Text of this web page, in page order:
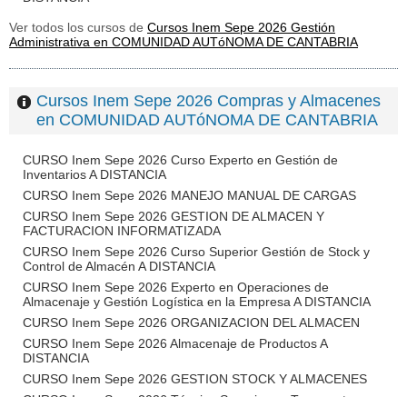
Ver todos los cursos de Cursos Inem Sepe 2026 Gestión
Administrativa en COMUNIDAD AUTóNOMA DE CANTABRIA
Cursos Inem Sepe 2026 Compras y Almacenes
en COMUNIDAD AUTóNOMA DE CANTABRIA
CURSO Inem Sepe 2026 Curso Experto en Gestión de
Inventarios A DISTANCIA
CURSO Inem Sepe 2026 MANEJO MANUAL DE CARGAS
CURSO Inem Sepe 2026 GESTION DE ALMACEN Y
FACTURACION INFORMATIZADA
CURSO Inem Sepe 2026 Curso Superior Gestión de Stock y
Control de Almacén A DISTANCIA
CURSO Inem Sepe 2026 Experto en Operaciones de
Almacenaje y Gestión Logística en la Empresa A DISTANCIA
CURSO Inem Sepe 2026 ORGANIZACION DEL ALMACEN
CURSO Inem Sepe 2026 Almacenaje de Productos A
DISTANCIA
CURSO Inem Sepe 2026 GESTION STOCK Y ALMACENES